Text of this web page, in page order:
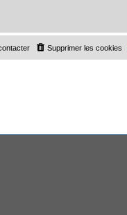
Supprimer les cookies